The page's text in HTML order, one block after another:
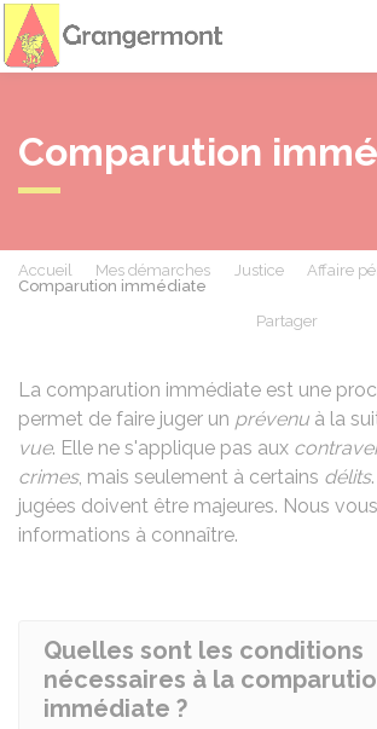
Comparution
Accueil Mes démarches Justice
Affaire
Comparution immédiate
Partager
La comparution immédiate est une
permet de faire juger un prévenu à la
vue. Elle ne s'applique pas aux
crimes, mais seulement à certains délits
jugées doivent être majeures. Nous
informations à connaître.
Quelles sont les conditions
nécessaires à la
immédiate ?